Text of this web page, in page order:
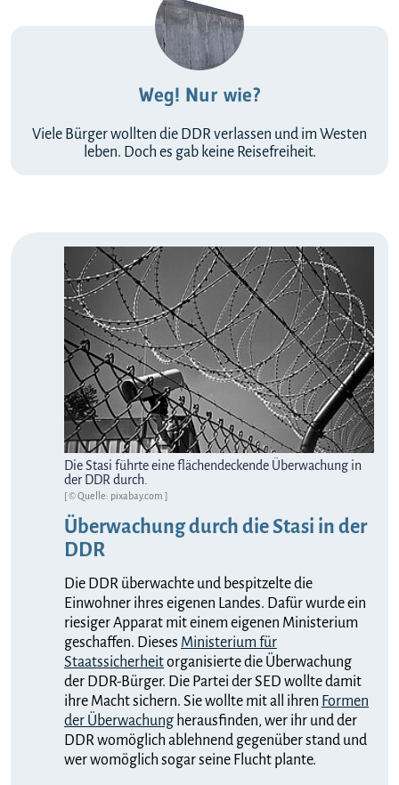
Weg! Nur wie?
Viele Bürger wollten die DDR verlassen und im Westen
leben. Doch es gab keine Reisefreiheit.
Die Stasi führte eine flächendeckende Überwachung in
der DDR durch.
[ © Quelle: pixabay.com ]
Überwachung durch die Stasi in der
DDR
Die DDR überwachte und bespitzelte die
Einwohner ihres eigenen Landes. Dafür wurde ein
riesiger Apparat mit einem eigenen Ministerium
geschaffen. Dieses Ministerium für
Staatssicherheitorganisierte die Überwachung
der DDR-Bürger. Die Partei der SED wollte damit
ihre Macht sichern. Sie wollte mit all ihren Formen
der Überwachung herausfinden, wer ihr und der
DDR womöglich ablehnend gegenüber stand und
wer womöglich sogar seine Flucht plante.